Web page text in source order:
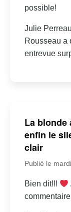
possible!
Julie
Rousseau a
entrevue
La blonde
enfin le
clair
Publié le
Bien dit!!!